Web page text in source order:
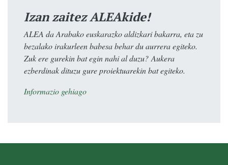
Izan zaitez ALEAkide!
ALEA da Arabako euskarazko aldizkari bakarra, eta zu
bezalako irakurleen babesa behar du aurrera egiteko.
Zuk ere gurekin bat egin nahi al duzu? Aukera
ezberdinak dituzu gure proiektuarekin bat egiteko.
Informazio gehiago